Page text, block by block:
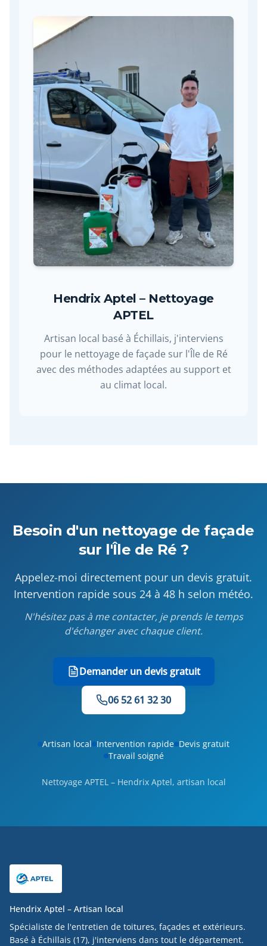
Hendrix Aptel – Nettoyage
APTEL
Artisan local basé à Échillais, j'interviens
pour le nettoyage de façade sur l'Île de Ré
avec des méthodes adaptées au support et
au climat local.
Besoin d'un nettoyage de façade
sur l'Île de Ré ?
Appelez-moi directement pour un devis gratuit.
Intervention rapide sous 24 à 48 h selon météo.
N'hésitez pas à me contacter, je prends le temps
d'échanger avec chaque client.
Demander un devis gratuit
06 52 61 32 30
Artisan local Intervention rapide Devis gratuit
Travail soigné
Nettoyage APTEL – Hendrix Aptel, artisan local
Hendrix Aptel – Artisan local
Spécialiste de l'entretien de toitures, façades et extérieurs.
Basé à Échillais (17), j'interviens dans tout le département.